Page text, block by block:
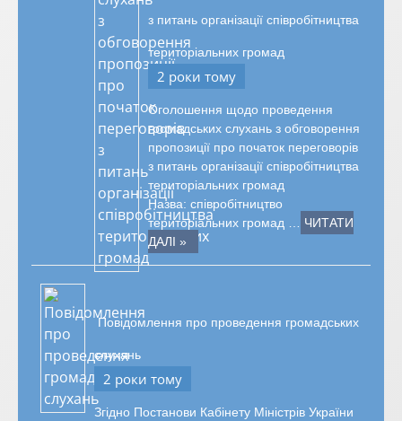
з питань організації співробітництва
територіальних громад
2 роки тому
Оголошення щодо проведення
громадських слухань з обговорення
пропозиції про початок переговорів
з питань організації співробітництва
територіальних громад
Назва: співробітництво
територіальних громад … ЧИТАТИ
ДАЛІ »
Повідомлення про проведення громадських
слухань
2 роки тому
Згідно Постанови Кабінету Міністрів України